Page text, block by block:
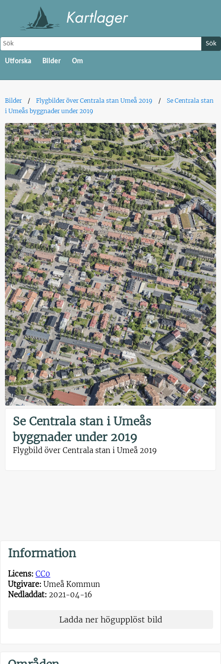
Sök
Utforska Bilder Om
Bilder Flygbilder över Centrala stan Umeå 2019
Se Centrala stan
i Umeås byggnader under 2019
Se Centrala stan i Umeås
byggnader under 2019
Flygbild över Centrala stan i Umeå 2019
Information
Licens: CC0
Utgivare: Umeå Kommun
Nedladdat: 2021-04-16
Ladda ner högupplöst bild